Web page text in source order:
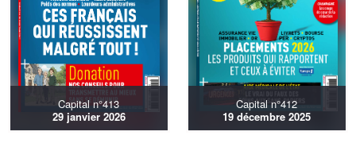
Capital n°413
29 janvier 2026
Capital n°412
19 décembre 2025